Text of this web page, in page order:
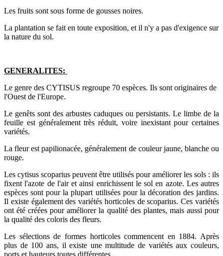
Les fruits sont sous forme de gousses noires.
La plantation se fait en toute exposition, et il n'y a pas d'exigence sur
la nature du sol.
GENERALITES:
Le genre des CYTISUS regroupe 70 espèces. Ils sont originaires de
l'Ouest de l'Europe.
Le genêts sont des arbustes caduques ou persistants. Le limbe de la
feuille est généralement très réduit, voire inexistant pour certaines
variétés.
La fleur est papilionacée, généralement de couleur jaune, blanche ou
rouge.
Les cytisus scoparius peuvent être utilisés pour améliorer les sols : ils
fixent l'azote de l'air et ainsi enrichissent le sol en azote. Les autres
espèces sont pour la plupart utilisées pour la décoration des jardins.
Il existe également des variétés horticoles de scoparius. Ces variétés
ont été créées pour améliorer la qualité des plantes, mais aussi pour
la qualité des coloris des fleurs.
Les sélections de formes horticoles commencent en 1884. Après
plus de 100 ans, il existe une multitude de variétés aux couleurs,
ports et hauteurs toutes différentes.